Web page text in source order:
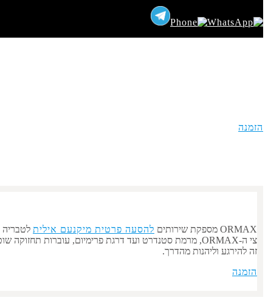
הזמנה
ORMAX מספקת שירותים להסעה פרטית מיקנעם אילית לטבריה
צי ה-ORMAX, מרמת סטנדרט ועד דרגת פרימיום, עוברות תחזוקה שוטפת וניקיון פנים. הרכב יגיע לכתובתכם בזמן, ונהג מנוסה ייקח אתכם בבטחה לכל יעד שתציינו. איסוף מ
זה להירגע וליהנות מהדרך.
הזמנה